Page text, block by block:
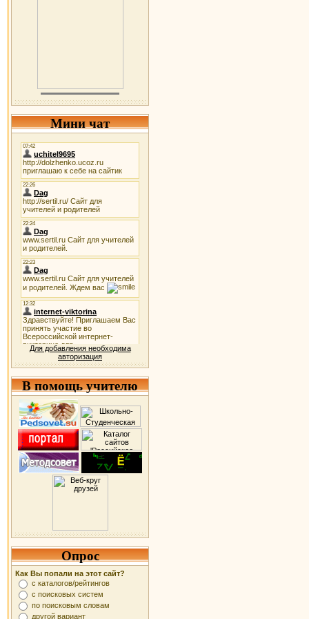
Мини чат
Для добавления необходима
авторизация
В помощь учителю
Опрос
Как Вы попали на этот сайт?
с каталогов/рейтингов
с поисковых систем
по поисковым словам
другой вариант